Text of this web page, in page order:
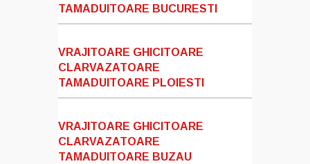
TAMADUITOARE BUCURESTI
VRAJITOARE GHICITOARE
CLARVAZATOARE
TAMADUITOARE PLOIESTI
VRAJITOARE GHICITOARE
CLARVAZATOARE
TAMADUITOARE BUZAU